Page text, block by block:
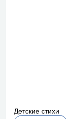
Детские стихи